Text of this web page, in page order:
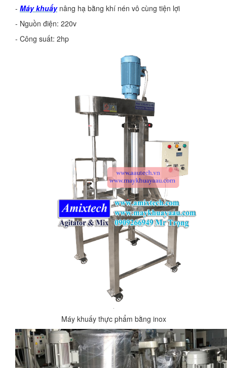
- Máy khuấynâng hạ bằng khí nén vô cùng tiện lợi
- Nguồn điện: 220v
- Công suất: 2hp
Máy khuấy thực phẩm bằng inox